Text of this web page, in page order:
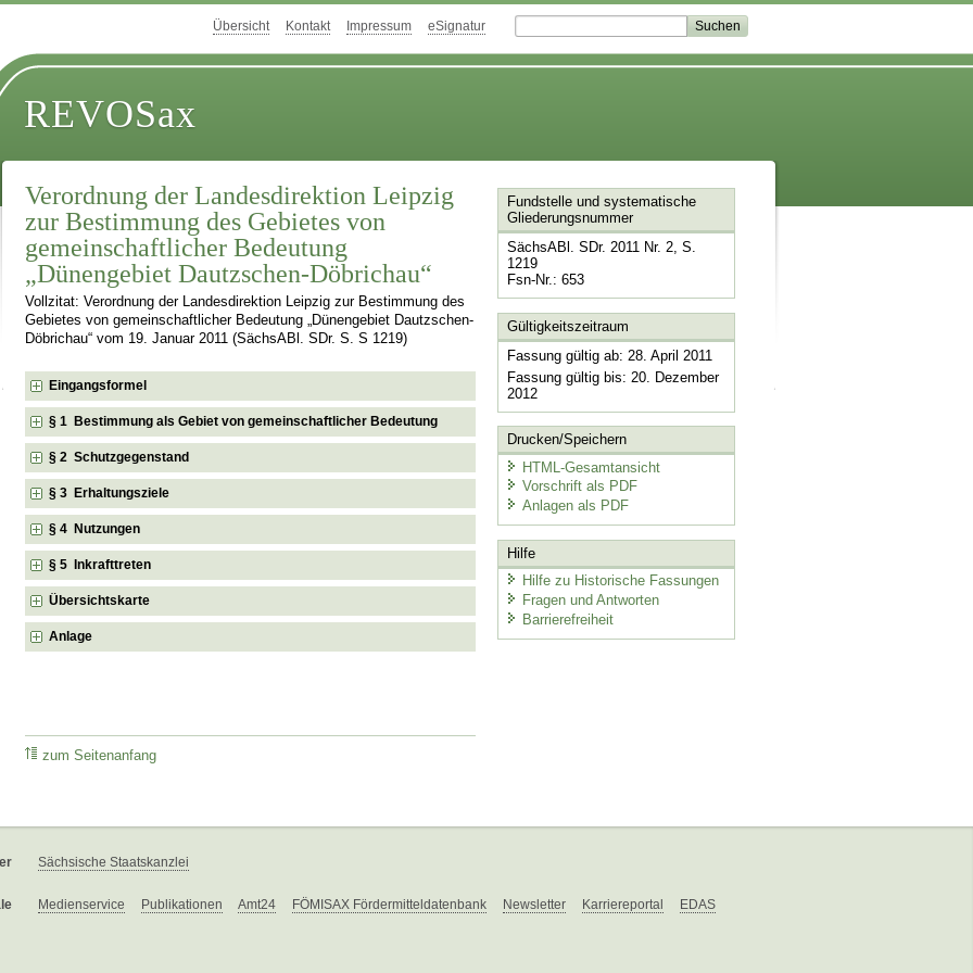
Übersicht Kontakt Impressum eSignatur
REVOSax
Verordnung der Landesdirektion Leipzig
zur Bestimmung des Gebietes von
gemeinschaftlicher Bedeutung
„Dünengebiet Dautzschen-Döbrichau“
Vollzitat: Verordnung der Landesdirektion Leipzig zur Bestimmung des
Gebietes von gemeinschaftlicher Bedeutung „Dünengebiet Dautzschen-
Döbrichau“ vom 19. Januar 2011 (SächsABl. SDr. S. S 1219)
Eingangsformel
§ 1 Bestimmung als Gebiet von gemeinschaftlicher Bedeutung
§ 2 Schutzgegenstand
§ 3 Erhaltungsziele
§ 4 Nutzungen
§ 5 Inkrafttreten
Übersichtskarte
Anlage
zum Seitenanfang
Fundstelle und systematische
Gliederungsnummer
SächsABl. SDr. 2011 Nr. 2, S.
1219
Fsn-Nr.: 653
Gültigkeitszeitraum
Fassung gültig ab: 28. April 2011
Fassung gültig bis: 20. Dezember
2012
Drucken/Speichern
HTML-Gesamtansicht
Vorschrift als PDF
Anlagen als PDF
Hilfe
Hilfe zu Historische Fassungen
Fragen und Antworten
Barrierefreiheit
Sächsische Staatskanzlei
Medienservice Publikationen Amt24 FÖMISAX Fördermitteldatenbank Newsletter Karriereportal EDAS